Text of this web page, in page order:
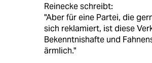
Reinecke schreibt:
"Aber für eine Partei, die
sich reklamiert, ist diese
Bekenntnishafte und
ärmlich."